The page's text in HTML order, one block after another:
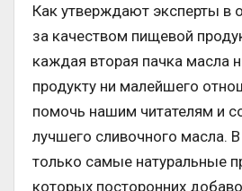
Как утверждают эксперты в
за качеством пищевой
каждая вторая пачка масла
продукту ни малейшего
помочь нашим читателям и
лучшего сливочного масла.
только самые натуральные
которых посторонних